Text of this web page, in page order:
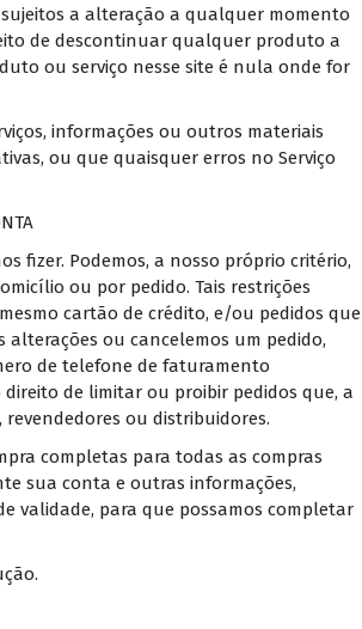
a alteração a qualquer momento
de descontinuar qualquer produto a
ou serviço nesse site é nula onde for
informações ou outros materiais
ou que quaisquer erros no Serviço
fizer. Podemos, a nosso próprio critério,
ou por pedido. Tais restrições
cartão de crédito, e/ou pedidos que
alterações ou cancelemos um pedido,
de telefone de faturamento
de limitar ou proibir pedidos que, a
ou distribuidores.
completas para todas as compras
sua conta e outras informações,
validade, para que possamos completar